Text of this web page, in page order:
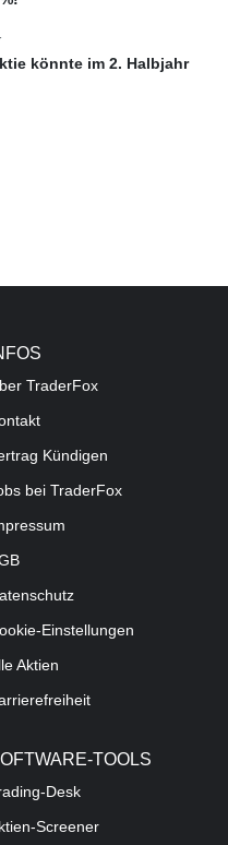
könnte im 2. Halbjahr
TraderFox
Kündigen
bei TraderFox
Einstellungen
Aktien
TOOLS
Desk
Screener